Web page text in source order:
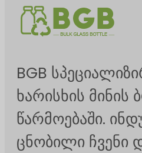
BGB
ხარისხის
წარმოებაში.
ცნობილი ჩვენი